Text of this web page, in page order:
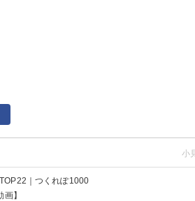
｜つくれぽ1000
】